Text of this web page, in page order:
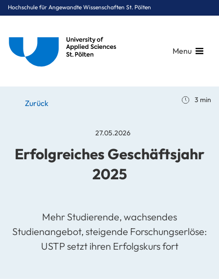
Hochschule für Angewandte Wissenschaften St. Pölten
Menu
Geschäftsjahr 2025
Zurück 3 min
Erfolgreiches Geschäftsjahr
2025
27.05.2026
Mehr Studierende, wachsendes
Studienangebot, steigende Forschungserlöse:
USTP setzt ihren Erfolgskurs fort